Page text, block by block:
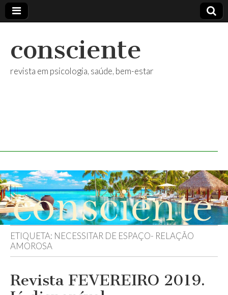
consciente
revista em psicologia, saúde, bem-estar
ETIQUETA: NECESSITAR DE ESPAÇO- RELAÇÃO
AMOROSA
Revista FEVEREIRO 2019.